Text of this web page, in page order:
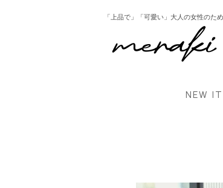
「上品で」「可愛い」大人の女性のた
NEW
スカラップフラワーブラウス スカラップ襟 花柄レ